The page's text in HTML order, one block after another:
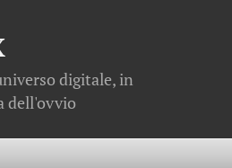
digitale, in
dell'ovvio